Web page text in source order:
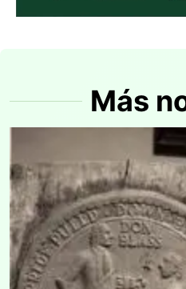
Más